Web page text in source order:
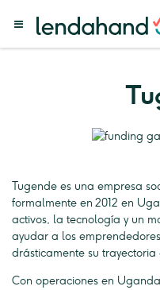
Tugende es una empresa
formalmente en 2012 en
activos, la tecnología y un
ayudar a los
drásticamente su trayectoria
Con operaciones en